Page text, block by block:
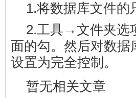
1.将数据库文件的
2.工具→文件夹选
面的勾。然后对数
设置为完全控制。
暂无相关文章